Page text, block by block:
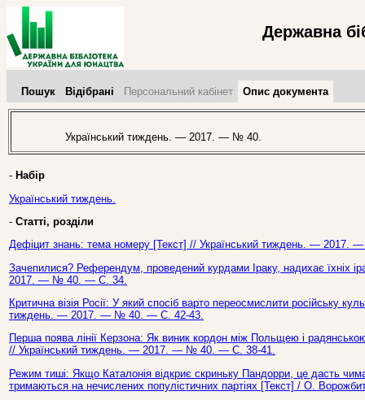
Державна
Пошук Відібрані Персональний кабінет Опис документа
Український тиждень. — 2017. — № 40.
- Набір
Український тиждень.
- Статті, розділи
Дефіцит знань: тема номеру [Текст] // Український тиждень. —
Зачепилися? Референдум, проведений курдами Іраку, надихає їхніх
2017. — № 40. — С. 34.
Критична візія Росії: У який спосіб варто переосмислити російську
тиждень. — 2017. — № 40. — С. 42-43.
Перша поява лінії Керзона: Як виник кордон між Польщею і
// Український тиждень. — 2017. — № 40. — С. 38-41.
Режим тиші: Якщо Каталонія відкриє скриньку Пандорри, це дасть
тримаються на нечислених популістичних партіях [Текст] / О.